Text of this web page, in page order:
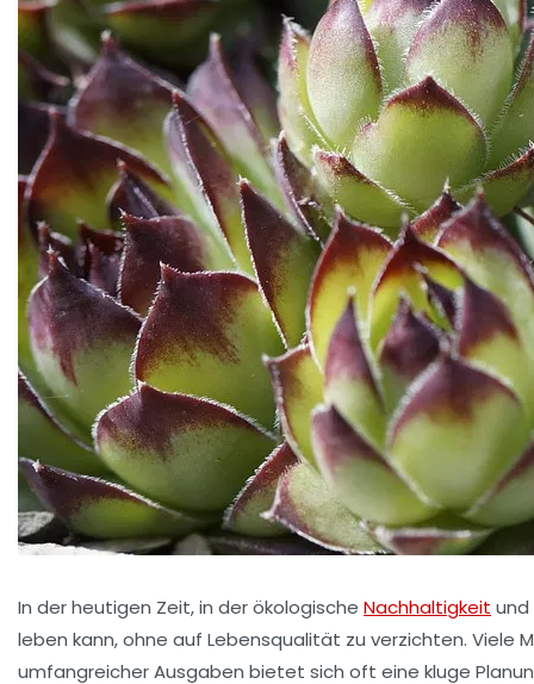
In der heutigen Zeit, in der ökologische Nachhaltigkeit und
leben kann, ohne auf Lebensqualität zu verzichten. Viele
umfangreicher Ausgaben bietet sich oft eine kluge